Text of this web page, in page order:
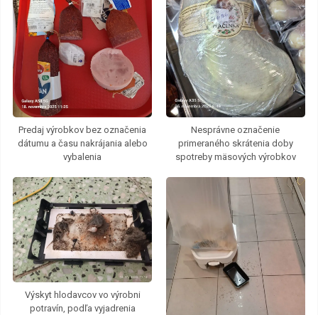
Predaj výrobkov bez označenia
dátumu a času nakrájania alebo
vybalenia
Nesprávne označenie
primeraného skrátenia doby
spotreby mäsových výrobkov
Výskyt hlodavcov vo výrobni
potravín, podľa vyjadrenia